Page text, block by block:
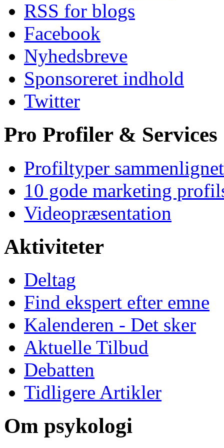
RSS for blogs
Facebook
Nyhedsbreve
Sponsoreret indhold
Twitter
Pro Profiler & Services
Profiltyper sammenlignet
10 gode marketing
Videopræsentation
Aktiviteter
Deltag
Find ekspert efter emne
Kalenderen - Det sker
Aktuelle Tilbud
Debatten
Tidligere Artikler
Om psykologi